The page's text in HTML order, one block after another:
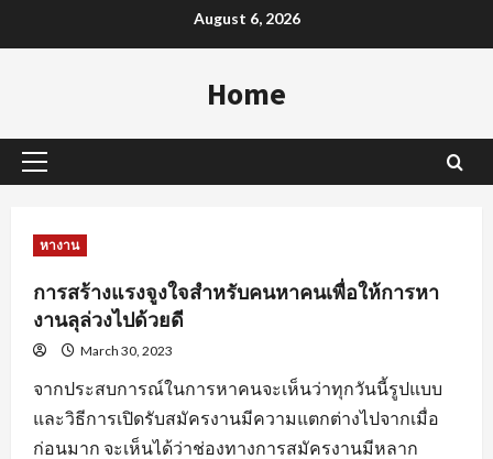
to
August 6, 2026
Home
Primary
หางาน
การสร้างแรงจูงใจสำหรับคนหาคนเพื่อให้การหา
งานลุล่วงไปด้วยดี
March 30, 2023
จากประสบการณ์ในการหาคนจะเห็นว่าทุกวันนี้รูปแบบ
และวิธีการเปิดรับสมัครงานมีความแตกต่างไปจากเมื่อ
ก่อนมาก จะเห็นได้ว่าช่องทางการสมัครงานมีหลาก